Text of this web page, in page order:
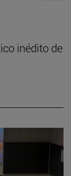
inédito de